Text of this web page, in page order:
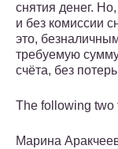
снятия денег.
и без комиссии
это,
требуемую
счёта, без
The following two
Марина